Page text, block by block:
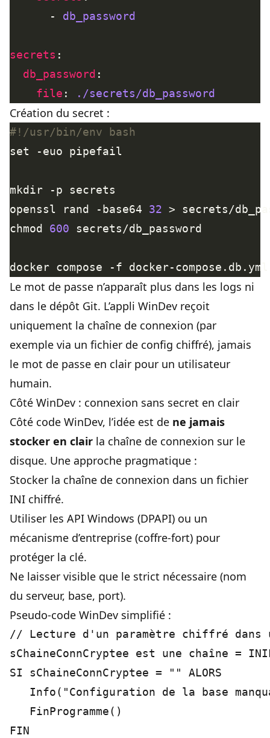
      -
db_password
secrets
db_password
file : ./secrets/db_password
Création du secret :
openssl rand -base64 32
chmod 600
Le mot de passe n’apparaît plus dans les logs ni
dans le dépôt Git. L’appli WinDev reçoit
uniquement la chaîne de connexion (par
exemple via un fichier de config chiffré), jamais
le mot de passe en clair pour un utilisateur
humain.
Côté WinDev : connexion sans secret en clair
Côté code WinDev, l’idée est de ne jamais
stocker en clair la chaîne de connexion sur le
disque. Une approche pragmatique :
Stocker la chaîne de connexion dans un fichier
INI chiffré.
Utiliser les API Windows (DPAPI) ou un
mécanisme d’entreprise (coffre-fort) pour
protéger la clé.
Ne laisser visible que le strict nécessaire (nom
du serveur, base, port).
Pseudo-code WinDev simplifié :
// Lecture d'un paramètre chiffré dans
sChaineConnCryptee est une chaîne
SI sChaineConnCryptee = "" ALORS
Info("Configuration de la base
   FinProgramme()
FIN